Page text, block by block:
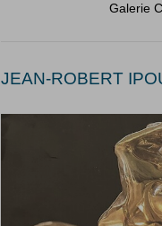
Galerie
JEAN-ROBERT